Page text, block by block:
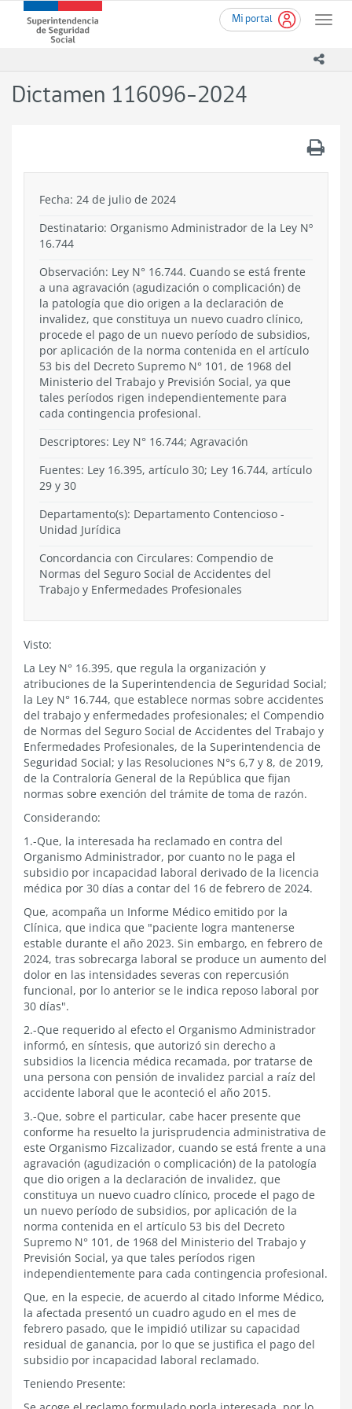
contenido
Mi portal
Toggle
Superintendencia
de
-
Dictamen 116096-2024
Fecha: 24 de julio de 2024
Destinatario: Organismo Administrador de la Ley Nº
16.744
Observación: Ley N° 16.744. Cuando se está frente
a una agravación (agudización o complicación) de
la patología que dio origen a la declaración de
invalidez, que constituya un nuevo cuadro clínico,
procede el pago de un nuevo período de subsidios,
por aplicación de la norma contenida en el artículo
53 bis del Decreto Supremo N° 101, de 1968 del
Ministerio del Trabajo y Previsión Social, ya que
tales períodos rigen independientemente para
cada contingencia profesional.
Descriptores: Ley N° 16.744; Agravación
Fuentes: Ley 16.395, artículo 30; Ley 16.744, artículo
29 y 30
Departamento(s): Departamento Contencioso -
Unidad Jurídica
Concordancia con Circulares: Compendio de
Normas del Seguro Social de Accidentes del
Trabajo y Enfermedades Profesionales
Visto:
La Ley N° 16.395, que regula la organización y
atribuciones de la Superintendencia de Seguridad Social;
la Ley N° 16.744, que establece normas sobre accidentes
del trabajo y enfermedades profesionales; el Compendio
de Normas del Seguro Social de Accidentes del Trabajo y
Enfermedades Profesionales, de la Superintendencia de
Seguridad Social; y las Resoluciones N°s 6,7 y 8, de 2019,
de la Contraloría General de la República que fijan
normas sobre exención del trámite de toma de razón.
Considerando:
1.-Que, la interesada ha reclamado en contra del
Organismo Administrador, por cuanto no le paga el
subsidio por incapacidad laboral derivado de la licencia
médica por 30 días a contar del 16 de febrero de 2024.
Que, acompaña un Informe Médico emitido por la
Clínica, que indica que "paciente logra mantenerse
estable durante el año 2023. Sin embargo, en febrero de
2024, tras sobrecarga laboral se produce un aumento del
dolor en las intensidades severas con repercusión
funcional, por lo anterior se le indica reposo laboral por
30 días".
2.-Que requerido al efecto el Organismo Administrador
informó, en síntesis, que autorizó sin derecho a
subsidios la licencia médica recamada, por tratarse de
una persona con pensión de invalidez parcial a raíz del
accidente laboral que le aconteció el año 2015.
3.-Que, sobre el particular, cabe hacer presente que
conforme ha resuelto la jurisprudencia administrativa de
este Organismo Fizcalizador, cuando se está frente a una
agravación (agudización o complicación) de la patología
que dio origen a la declaración de invalidez, que
constituya un nuevo cuadro clínico, procede el pago de
un nuevo período de subsidios, por aplicación de la
norma contenida en el artículo 53 bis del Decreto
Supremo N° 101, de 1968 del Ministerio del Trabajo y
Previsión Social, ya que tales períodos rigen
independientemente para cada contingencia profesional.
Que, en la especie, de acuerdo al citado Informe Médico,
la afectada presentó un cuadro agudo en el mes de
febrero pasado, que le impidió utilizar su capacidad
residual de ganancia, por lo que se justifica el pago del
subsidio por incapacidad laboral reclamado.
Teniendo Presente: